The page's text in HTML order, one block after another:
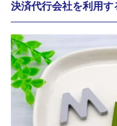
決済代行会社を利用す